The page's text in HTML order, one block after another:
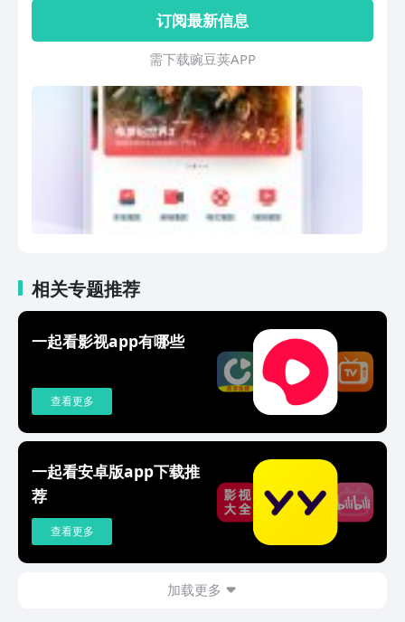
订阅最新信息
需 下 载 豌 豆 荚 A P P
相关专题推荐
一起看影视app有哪些
查看更多
一起看安卓版app下载推
荐
查看更多
加载更多